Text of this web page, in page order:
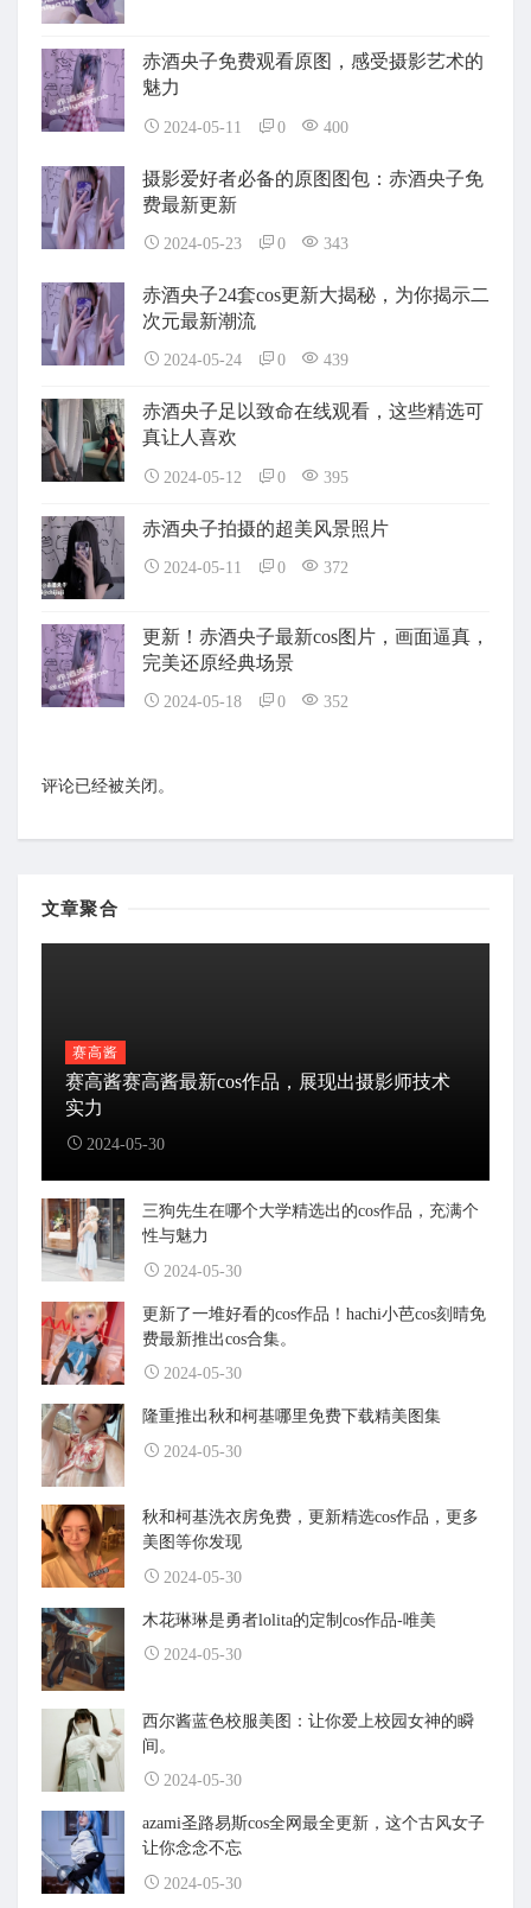
赤酒央子免费观看原图，感受摄影艺术的
魅力
2024-05-11 0 400
摄影爱好者必备的原图图包：赤酒央子免
费最新更新
2024-05-23 0 343
赤酒央子24套cos更新大揭秘，为你揭示二
次元最新潮流
2024-05-24 0 439
赤酒央子足以致命在线观看，这些精选可
真让人喜欢
2024-05-12 0 395
赤酒央子拍摄的超美风景照片
2024-05-11 0 372
更新！赤酒央子最新cos图片，画面逼真，
完美还原经典场景
2024-05-18 0 352
评论已经被关闭。
文章聚合
赛高酱
赛高酱赛高酱最新cos作品，展现出摄影师技术
实力
2024-05-30
三狗先生在哪个大学精选出的cos作品，充满个
性与魅力
2024-05-30
更新了一堆好看的cos作品！hachi小芭cos刻晴免
费最新推出cos合集。
2024-05-30
隆重推出秋和柯基哪里免费下载精美图集
2024-05-30
秋和柯基洗衣房免费，更新精选cos作品，更多
美图等你发现
2024-05-30
木花琳琳是勇者lolita的定制cos作品-唯美
2024-05-30
西尔酱蓝色校服美图：让你爱上校园女神的瞬
间。
2024-05-30
azami圣路易斯cos全网最全更新，这个古风女子
让你念念不忘
2024-05-30